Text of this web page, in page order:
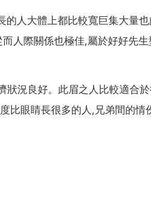
的人大體上都比較寬巨集大量
人際關係也極佳,屬於好好先
狀況良好。此眉之人比較適合
比眼睛長很多的人,兄弟間的情